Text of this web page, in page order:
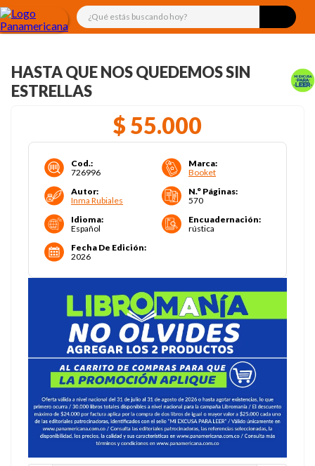
¿Qué estás buscando hoy?
HASTA QUE NOS QUEDEMOS SIN
ESTRELLAS
$ 55.000
Cod.:
726996
Marca:
Booket
Autor:
Inma Rubiales
N.° Páginas:
570
Idioma:
Español
Encuadernación:
rústica
Fecha De Edición:
2026